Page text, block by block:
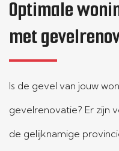
Optimale
met
Is de gevel van jouw
gevelrenovatie? Er zijn
de gelijknamige